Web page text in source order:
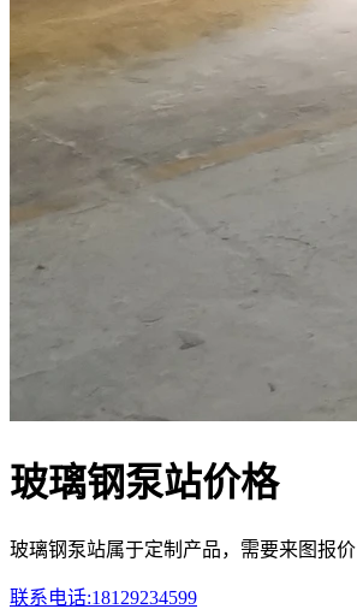
玻璃钢泵站价格
玻璃钢泵站属于定制产品，需要来图报价
联系电话:18129234599